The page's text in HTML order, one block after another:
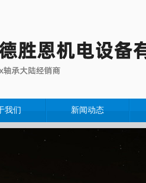
我们 新闻动态